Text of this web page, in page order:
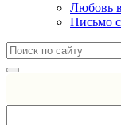
Любовь
Письмо